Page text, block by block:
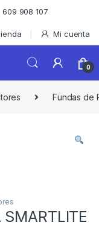
609 908 107
Mi cuenta
0
Fundas de
SMARTLITE